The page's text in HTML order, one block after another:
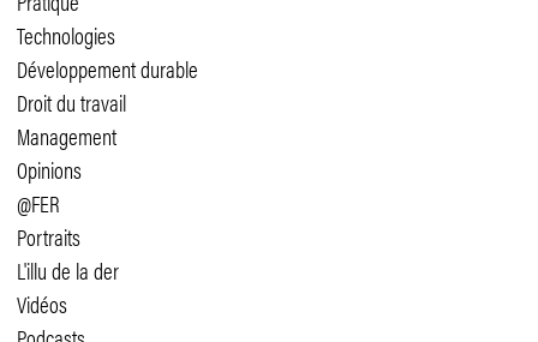
Technologies
Développement durable
Droit du travail
Management
Opinions
@FER
Portraits
L'illu de la der
Vidéos